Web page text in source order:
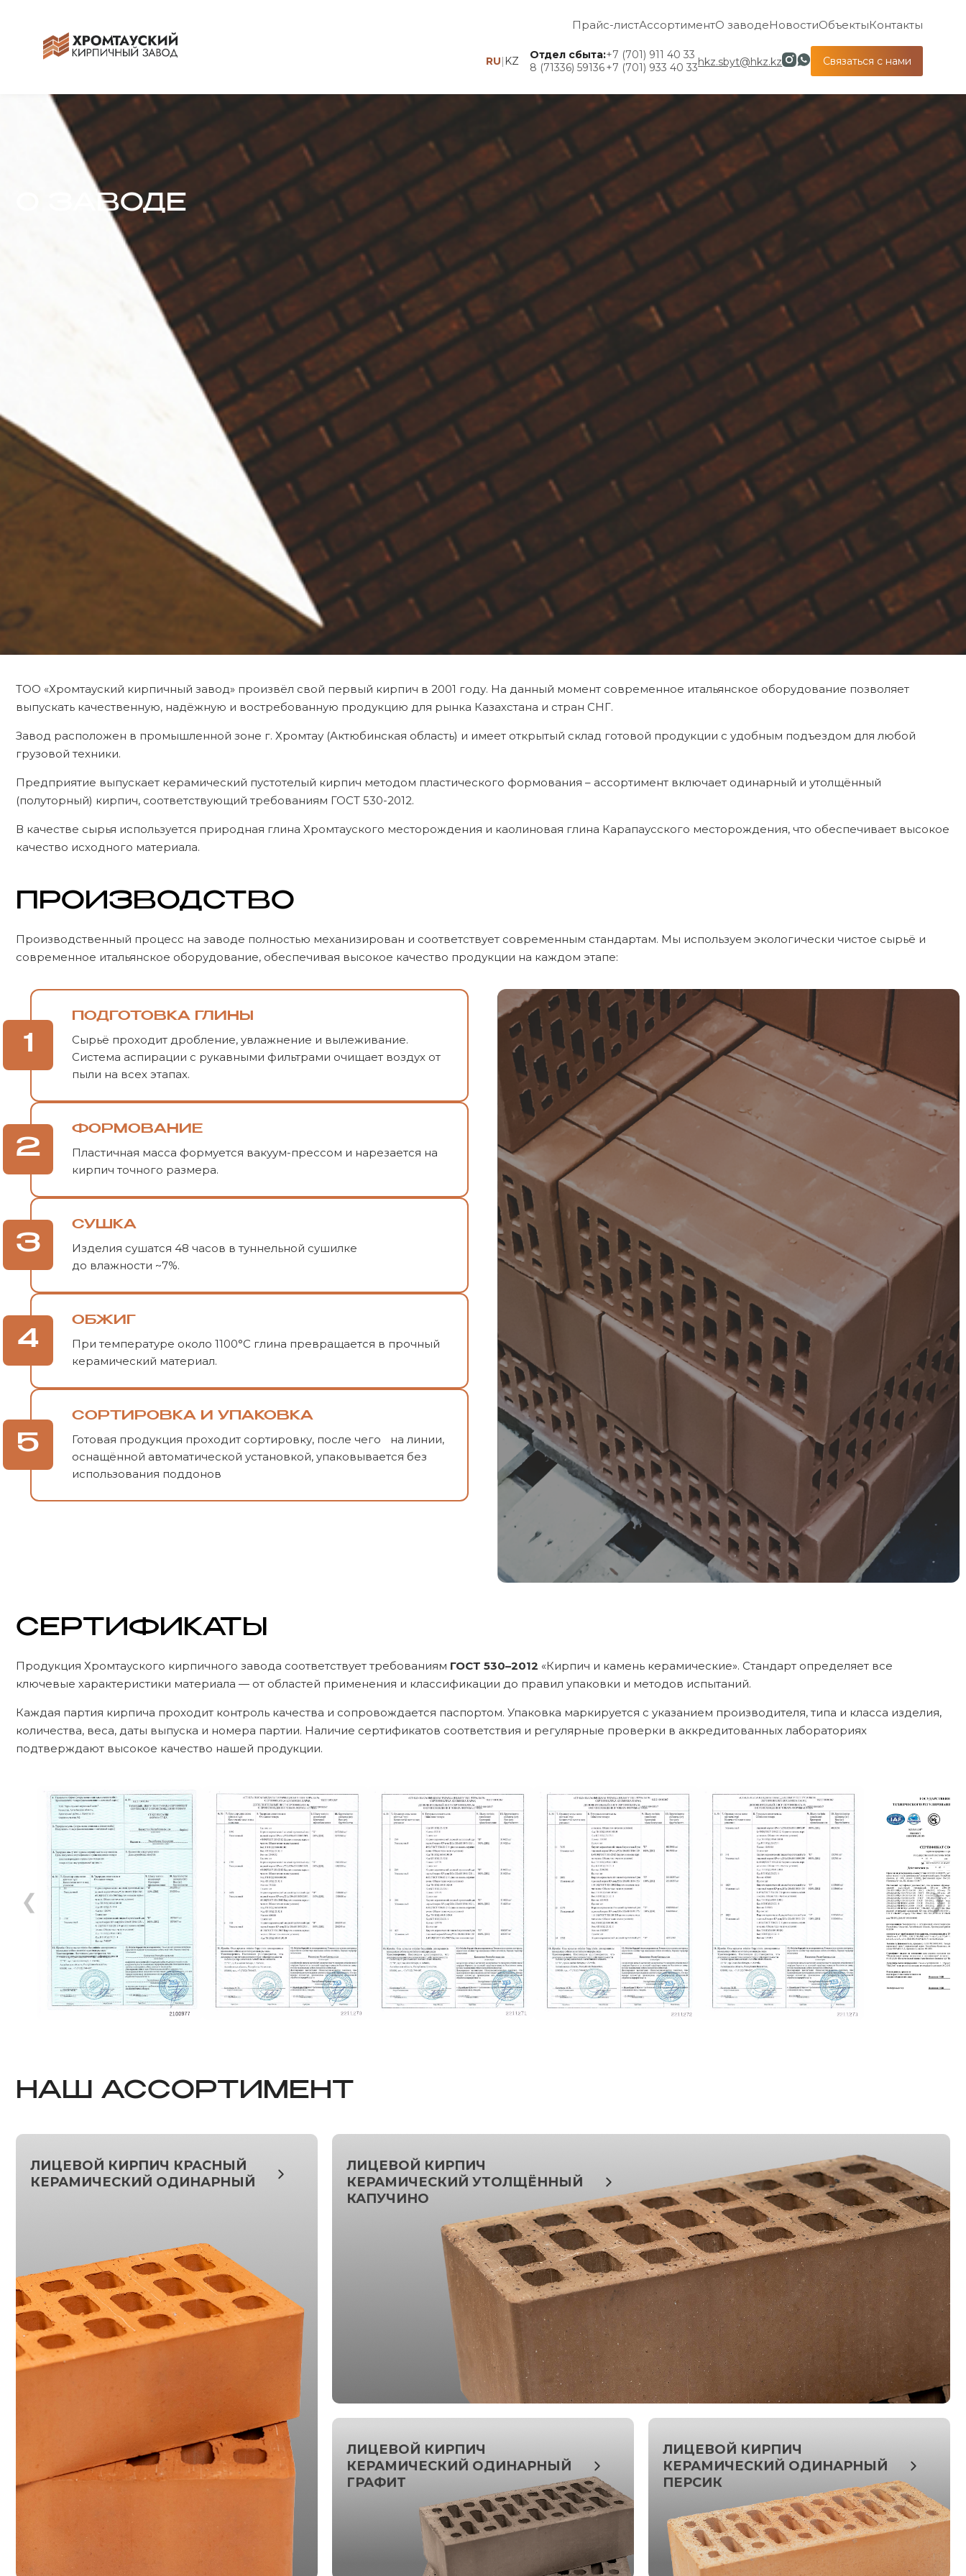
Прайс-листАссортиментО заводеНовостиОбъектыКонтакты
RU| KZ
Отдел сбыта:
8 (71336) 59136
+7 (701) 911 40 33
+7 (701) 933 40 33hkz.sbyt@hkz.kz Связаться с нами
О ЗАВОДЕ
ТОО «Хромтауский кирпичный завод» произвёл свой первый кирпич в 2001 году. На данный момент современное итальянское оборудование позволяет
выпускать качественную, надёжную и востребованную продукцию для рынка Казахстана и стран СНГ.
Завод расположен в промышленной зоне г. Хромтау (Актюбинская область) и имеет открытый склад готовой продукции с удобным подъездом для любой
грузовой техники.
Предприятие выпускает керамический пустотелый кирпич методом пластического формования – ассортимент включает одинарный и утолщённый
(полуторный) кирпич, соответствующий требованиям ГОСТ 530-2012.
В качестве сырья используется природная глина Хромтауского месторождения и каолиновая глина Карапаусского месторождения, что обеспечивает высокое
качество исходного материала.
ПРОИЗВОДСТВО
Производственный процесс на заводе полностью механизирован и соответствует современным стандартам. Мы используем экологически чистое сырьё и
современное итальянское оборудование, обеспечивая высокое качество продукции на каждом этапе:
1
ПОДГОТОВКА ГЛИНЫ
Сырьё проходит дробление, увлажнение и вылеживание.
Система аспирации с рукавными фильтрами очищает воздух от
пыли на всех этапах.
2
ФОРМОВАНИЕ
Пластичная масса формуется вакуум-прессом и нарезается на
кирпич точного размера.
3
СУШКА
Изделия сушатся 48 часов в туннельной сушилке
до влажности ~7%.
4
ОБЖИГ
При температуре около 1100°C глина превращается в прочный
керамический материал.
5
СОРТИРОВКА И УПАКОВКА
Готовая продукция проходит сортировку, после чего на линии,
оснащённой автоматической установкой, упаковывается без
использования поддонов
СЕРТИФИКАТЫ
Продукция Хромтауского кирпичного завода соответствует требованиям ГОСТ 530–2012 «Кирпич и камень керамические». Стандарт определяет все
ключевые характеристики материала — от областей применения и классификации до правил упаковки и методов испытаний.
Каждая партия кирпича проходит контроль качества и сопровождается паспортом. Упаковка маркируется с указанием производителя, типа и класса изделия,
количества, веса, даты выпуска и номера партии. Наличие сертификатов соответствия и регулярные проверки в аккредитованных лабораториях
подтверждают высокое качество нашей продукции.
❮ ❯
НАШ АССОРТИМЕНТ
ЛИЦЕВОЙ КИРПИЧ КРАСНЫЙ
КЕРАМИЧЕСКИЙ ОДИНАРНЫЙ
ЛИЦЕВОЙ КИРПИЧ
КЕРАМИЧЕСКИЙ УТОЛЩЁННЫЙ
КАПУЧИНО
ЛИЦЕВОЙ КИРПИЧ
КЕРАМИЧЕСКИЙ ОДИНАРНЫЙ
ГРАФИТ
ЛИЦЕВОЙ КИРПИЧ
КЕРАМИЧЕСКИЙ ОДИНАРНЫЙ
ПЕРСИК